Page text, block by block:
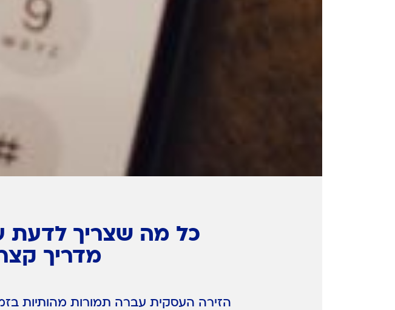
כל מה שצריך לדעת
מדריך
הזירה העסקית עברה תמורות מהותיות